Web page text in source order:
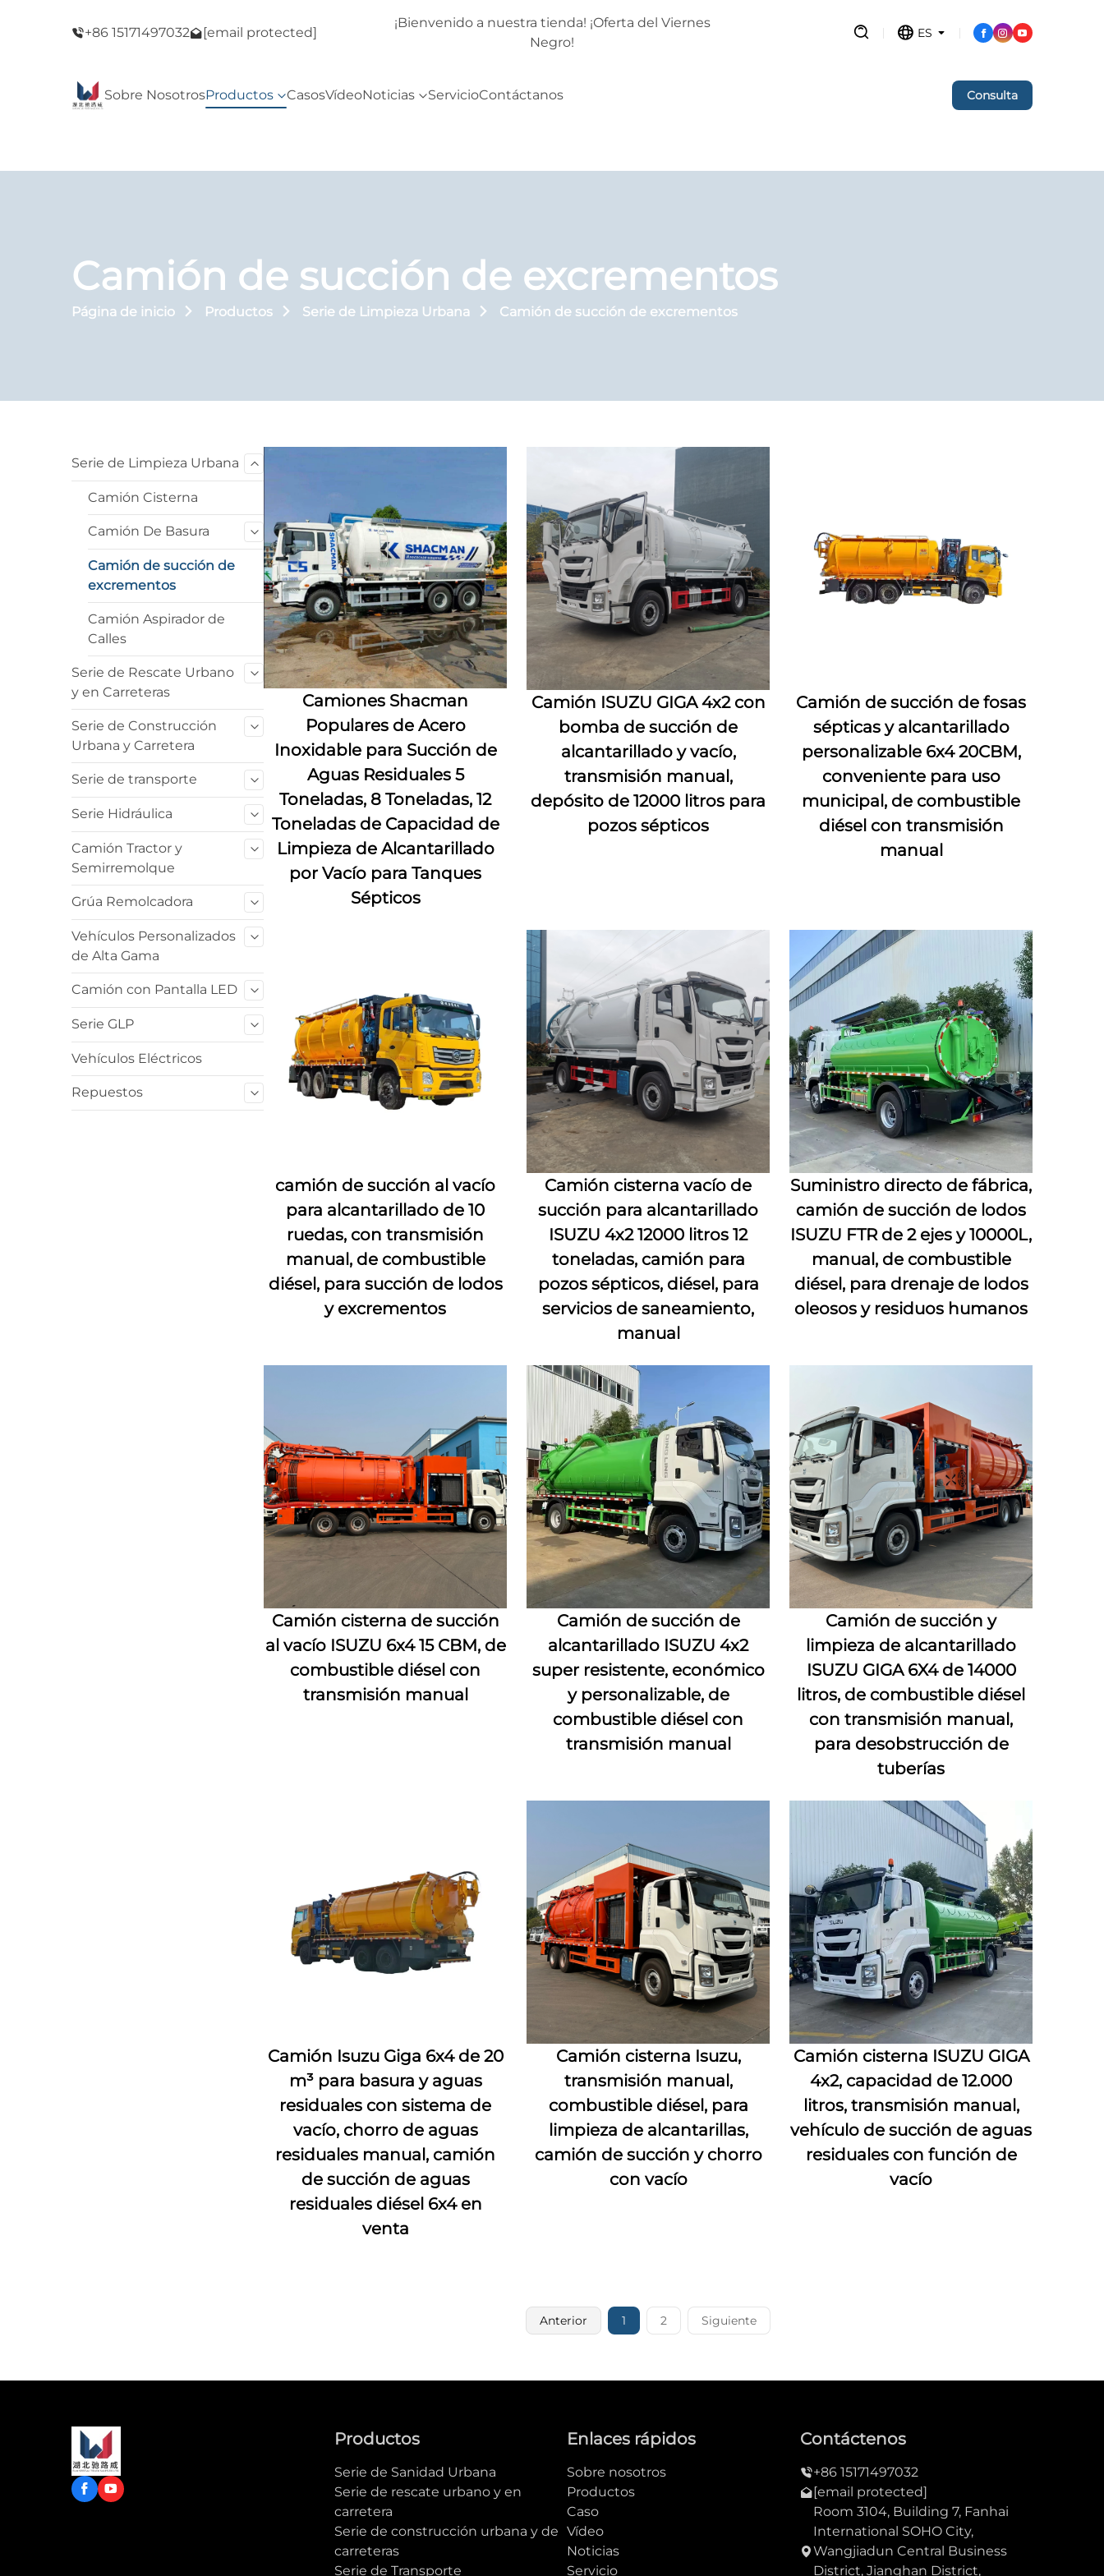
+86 15171497032 [email protected]
Negro!
¡Bienvenido a nuestra tienda! ¡Oferta del Viernes
Negro!
ES
Sobre NosotrosProductos CasosVídeoNoticias ServicioContáctanos Consulta
Camión de succión de excrementos
Página de inicio Productos Serie de Limpieza Urbana Camión de succión de excrementos
Serie de Limpieza Urbana
Camión Cisterna
Camión De Basura
Camión de succión de
excrementos
Camión Aspirador de
Calles
Serie de Rescate Urbano
y en Carreteras
Serie de Construcción
Urbana y Carretera
Serie de transporte
Serie Hidráulica
Camión Tractor y
Semirremolque
Grúa Remolcadora
Vehículos Personalizados
de Alta Gama
Camión con Pantalla LED
Serie GLP
Vehículos Eléctricos
Repuestos
Camiones Shacman
Populares de Acero
Inoxidable para Succión de
Aguas Residuales 5
Toneladas, 8 Toneladas, 12
Toneladas de Capacidad de
Limpieza de Alcantarillado
por Vacío para Tanques
Sépticos
Camión ISUZU GIGA 4x2 con
bomba de succión de
alcantarillado y vacío,
transmisión manual,
depósito de 12000 litros para
pozos sépticos
Camión de succión de fosas
sépticas y alcantarillado
personalizable 6x4 20CBM,
conveniente para uso
municipal, de combustible
diésel con transmisión
manual
camión de succión al vacío
para alcantarillado de 10
ruedas, con transmisión
manual, de combustible
diésel, para succión de lodos
y excrementos
Camión cisterna vacío de
succión para alcantarillado
ISUZU 4x2 12000 litros 12
toneladas, camión para
pozos sépticos, diésel, para
servicios de saneamiento,
manual
Suministro directo de fábrica,
camión de succión de lodos
ISUZU FTR de 2 ejes y 10000L,
manual, de combustible
diésel, para drenaje de lodos
oleosos y residuos humanos
Camión cisterna de succión
al vacío ISUZU 6x4 15 CBM, de
combustible diésel con
transmisión manual
Camión de succión de
alcantarillado ISUZU 4x2
super resistente, económico
y personalizable, de
combustible diésel con
transmisión manual
Camión de succión y
limpieza de alcantarillado
ISUZU GIGA 6X4 de 14000
litros, de combustible diésel
con transmisión manual,
para desobstrucción de
tuberías
Camión Isuzu Giga 6x4 de 20
m³ para basura y aguas
residuales con sistema de
vacío, chorro de aguas
residuales manual, camión
de succión de aguas
residuales diésel 6x4 en
venta
Camión cisterna Isuzu,
transmisión manual,
combustible diésel, para
limpieza de alcantarillas,
camión de succión y chorro
con vacío
Camión cisterna ISUZU GIGA
4x2, capacidad de 12.000
litros, transmisión manual,
vehículo de succión de aguas
residuales con función de
vacío
Anterior 1 2 Siguiente
Productos
Serie de Sanidad Urbana
Serie de rescate urbano y en
carretera
Serie de construcción urbana y de
carreteras
Serie de Transporte
Enlaces rápidos
Sobre nosotros
Productos
Caso
Vídeo
Noticias
Servicio
Contáctenos
+86 15171497032
[email protected]
Room 3104, Building 7, Fanhai
International SOHO City,
Wangjiadun Central Business
District, Jianghan District,